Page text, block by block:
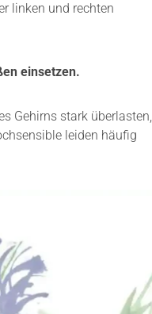
linken und rechten
einsetzen.
Gehirns stark überlasten,
leiden häufig